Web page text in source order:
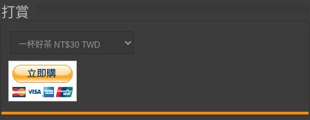
打賞